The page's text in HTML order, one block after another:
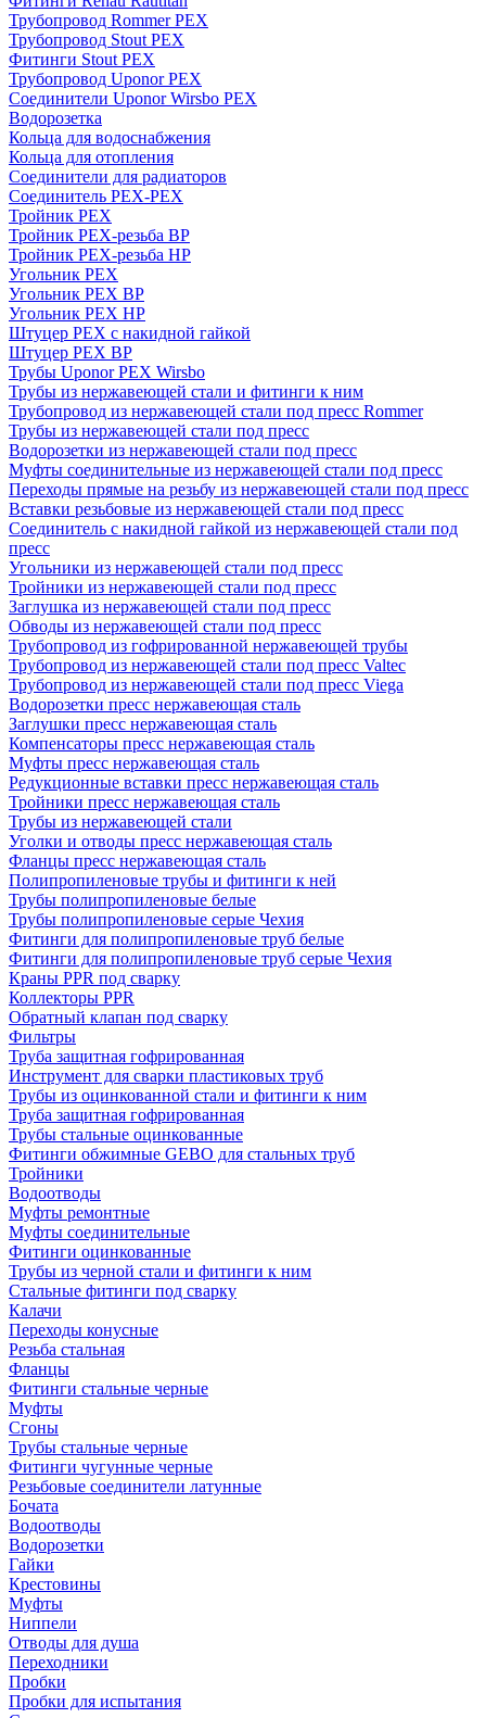
Трубопровод Rommer PEX
Трубопровод Stout PEX
Фитинги Stout PEX
Трубопровод Uponor PEX
Соединители Uponor Wirsbo PEX
Водорозетка
Кольца для водоснабжения
Кольца для отопления
Соединители для радиаторов
Соединитель PEX-PEX
Тройник PEX
Тройник PEX-резьба ВР
Тройник PEX-резьба НР
Угольник PEX
Угольник PEX ВР
Угольник PEX НР
Штуцер PEX c накидной гайкой
Штуцер PEX ВР
Трубы Uponor PEX Wirsbo
Трубы из нержавеющей стали и фитинги к ним
Трубопровод из нержавеющей стали под пресс Rommer
Трубы из нержавеющей стали под пресс
Водорозетки из нержавеющей стали под пресс
Муфты соединительные из нержавеющей стали под пресс
Переходы прямые на резьбу из нержавеющей стали под пресс
Вставки резьбовые из нержавеющей стали под пресс
Соединитель с накидной гайкой из нержавеющей стали под
пресс
Угольники из нержавеющей стали под пресс
Тройники из нержавеющей стали под пресс
Заглушка из нержавеющей стали под пресс
Обводы из нержавеющей стали под пресс
Трубопровод из гофрированной нержавеющей трубы
Трубопровод из нержавеющей стали под пресс Valtec
Трубопровод из нержавеющей стали под пресс Viega
Водорозетки пресс нержавеющая сталь
Заглушки пресс нержавеющая сталь
Компенсаторы пресс нержавеющая сталь
Муфты пресс нержавеющая сталь
Редукционные вставки пресс нержавеющая сталь
Тройники пресс нержавеющая сталь
Трубы из нержавеющей стали
Уголки и отводы пресс нержавеющая сталь
Фланцы пресс нержавеющая сталь
Полипропиленовые трубы и фитинги к ней
Трубы полипропиленовые белые
Трубы полипропиленовые серые Чехия
Фитинги для полипропиленовые труб белые
Фитинги для полипропиленовые труб серые Чехия
Краны PPR под сварку
Коллекторы PPR
Обратный клапан под сварку
Фильтры
Труба защитная гофрированная
Инструмент для сварки пластиковых труб
Трубы из оцинкованной стали и фитинги к ним
Труба защитная гофрированная
Трубы стальные оцинкованные
Фитинги обжимные GEBO для стальных труб
Тройники
Водоотводы
Муфты ремонтные
Муфты соединительные
Фитинги оцинкованные
Трубы из черной стали и фитинги к ним
Стальные фитинги под сварку
Калачи
Переходы конусные
Резьба стальная
Фланцы
Фитинги стальные черные
Муфты
Сгоны
Трубы стальные черные
Фитинги чугунные черные
Резьбовые соединители латунные
Бочата
Водоотводы
Водорозетки
Гайки
Крестовины
Муфты
Ниппели
Отводы для душа
Переходники
Пробки
Пробки для испытания